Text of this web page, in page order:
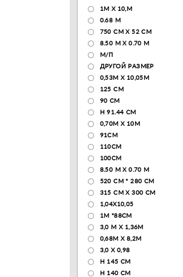
1М Х 10,М
0.68 M
750 CM X 52 CM
8.50 М X 0.70 М
М/П
ДРУГОЙ РАЗМЕР
0,53М Х 10,05М
125 CM
90 СМ
H 91.44 CM
0,70М Х 10М
91СМ
110CM
100CM
8.50 M X 0.70 M
520 СМ * 280 СМ
315 CM X 300 CM
1,04X10,05
1М *88СМ
3,0 М Х 1,36М
0,68М Х 8,2М
3,0 Х 0,98
H 145 CM
H 140 CM